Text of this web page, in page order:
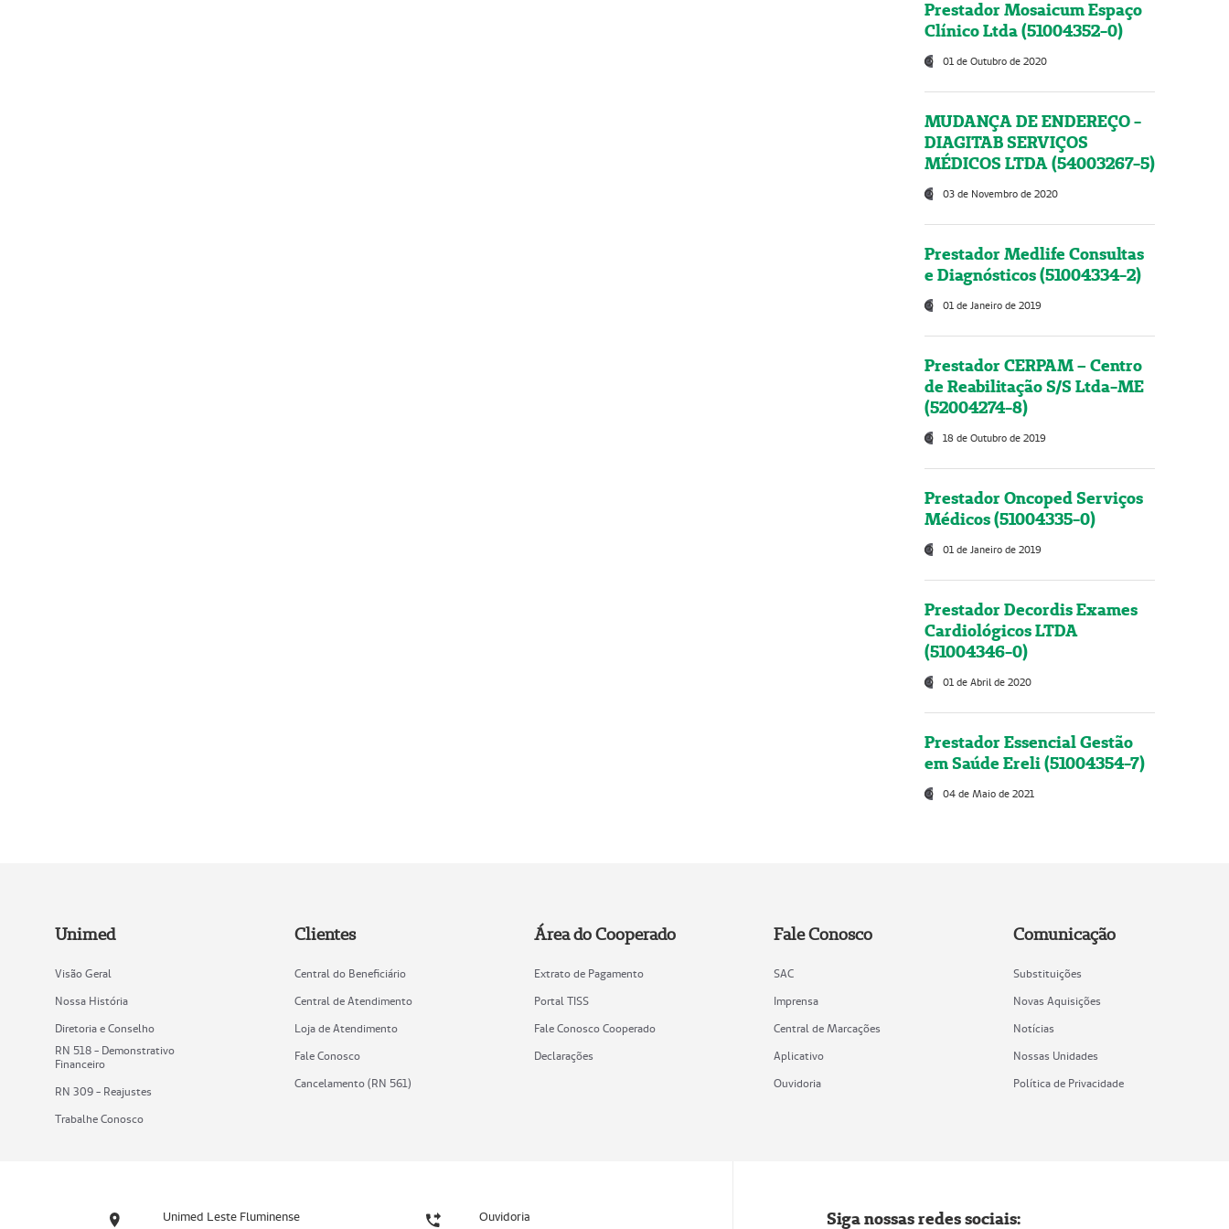
Prestador Mosaicum Espaço
Clínico Ltda (51004352-0)
01 de Outubro de 2020
MUDANÇA DE ENDEREÇO -
DIAGITAB SERVIÇOS
MÉDICOS LTDA (54003267-5)
03 de Novembro de 2020
Prestador Medlife Consultas
e Diagnósticos (51004334-2)
01 de Janeiro de 2019
Prestador CERPAM – Centro
de Reabilitação S/S Ltda-ME
(52004274-8)
18 de Outubro de 2019
Prestador Oncoped Serviços
Médicos (51004335-0)
01 de Janeiro de 2019
Prestador Decordis Exames
Cardiológicos LTDA
(51004346-0)
01 de Abril de 2020
Prestador Essencial Gestão
em Saúde Ereli (51004354-7)
04 de Maio de 2021
Unimed
Visão Geral
Nossa História
Diretoria e Conselho
RN 518 - Demonstrativo
Financeiro
RN 309 - Reajustes
Trabalhe Conosco
Clientes
Central do Beneficiário
Central de Atendimento
Loja de Atendimento
Fale Conosco
Cancelamento (RN 561)
Área do Cooperado
Extrato de Pagamento
Portal TISS
Fale Conosco Cooperado
Declarações
Fale Conosco
SAC
Imprensa
Central de Marcações
Aplicativo
Ouvidoria
Comunicação
Substituições
Novas Aquisições
Notícias
Nossas Unidades
Política de Privacidade
Unimed Leste Fluminense Ouvidoria Siga nossas redes sociais: